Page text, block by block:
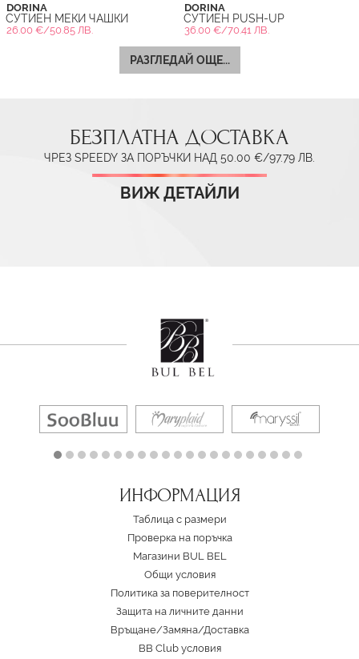
DORINA
СУТИЕН МЕКИ ЧАШКИ
26.00 €/50.85 ЛВ.
DORINA
СУТИЕН PUSH-UP
36.00 €/70.41 ЛВ.
РАЗГЛЕДАЙ ОЩЕ...
БЕЗПЛАТНА ДОСТАВКА
ЧРЕЗ SPEEDY ЗА ПОРЪЧКИ НАД 50.00 €/97.79 ЛВ.
ВИЖ ДЕТАЙЛИ
ИНФОРМАЦИЯ
Таблица с размери
Проверка на поръчка
Магазини BUL BEL
Oбщи условия
Политика за поверителност
Защита на личните данни
Връщане/Замяна/Доставка
BB Club условия